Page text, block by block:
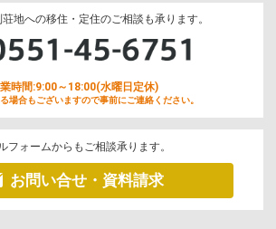
地への移住・定住のご相談も承ります。
時間:9:00～18:00(水曜日定休)
場合もございますので事前にご連絡ください。
フォームからもご相談承ります。
お問い合せ・資料請求